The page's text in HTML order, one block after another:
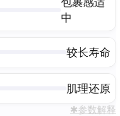
中
较长寿命
肌理还原
✱参数解释